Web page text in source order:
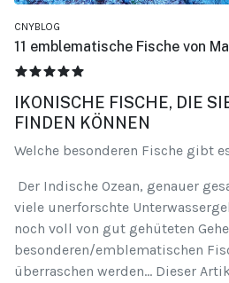
CNYBLOG
11 emblematische Fische von
BEWERTUNG:5/
IKONISCHE FISCHE, DIE
FINDEN KÖNNEN
Welche besonderen Fische gibt
Der Indische Ozean, genauer
viele unerforschte
noch voll von gut gehüteten
besonderen/emblematischen
überraschen werden... Dieser